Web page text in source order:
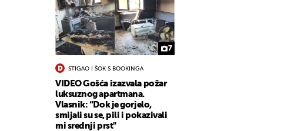
7
STIGAO I ŠOK S BOOKINGA
VIDEO Gošća izazvala požar
luksuznog apartmana.
Vlasnik: “Dok je gorjelo,
smijali su se, pili i pokazivali
mi srednji prst"